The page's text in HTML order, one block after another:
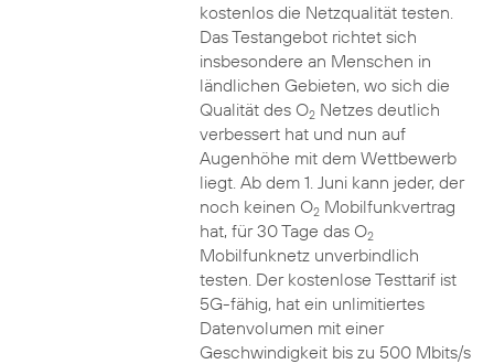
kostenlos die Netzqualität testen.
Das Testangebot richtet sich
insbesondere an Menschen in
ländlichen Gebieten, wo sich die
Qualität des O2Netzes deutlich
verbessert hat und nun auf
Augenhöhe mit dem Wettbewerb
liegt. Ab dem 1. Juni kann jeder, der
noch keinen O2Mobilfunkvertrag
hat, für 30 Tage das O2
Mobilfunknetz unverbindlich
testen. Der kostenlose Testtarif ist
5G-fähig, hat ein unlimitiertes
Datenvolumen mit einer
Geschwindigkeit bis zu 500 Mbits/s